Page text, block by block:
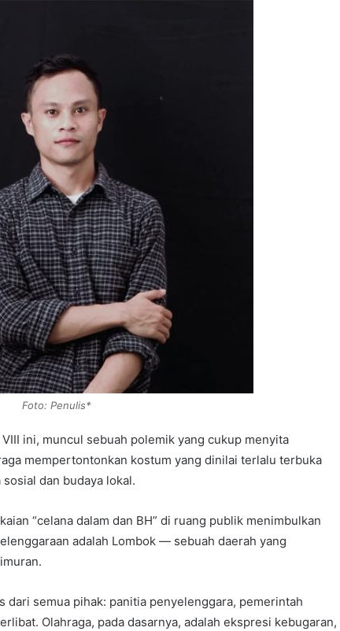
Foto: Penulis*
ini, muncul sebuah polemik yang cukup menyita
mempertontonkan kostum yang dinilai terlalu terbuka
dan budaya lokal.
“celana dalam dan BH” di ruang publik menimbulkan
adalah Lombok — sebuah daerah yang
semua pihak: panitia penyelenggara, pemerintah
Olahraga, pada dasarnya, adalah ekspresi kebugaran,